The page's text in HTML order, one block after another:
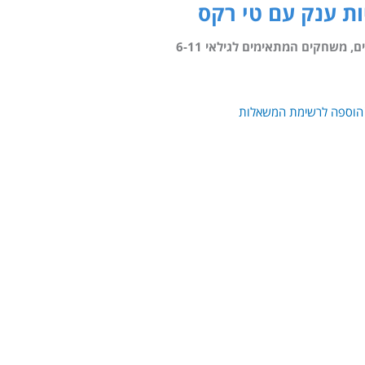
ענק עם טי רקס
,משחקים המתאימים לגילאי 6-11
הוספה לרשימת המשאלות